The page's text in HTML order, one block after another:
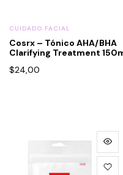
CUIDADO FACIAL
Cosrx – Tónico AHA/BHA
Clarifying Treatment
$24,00